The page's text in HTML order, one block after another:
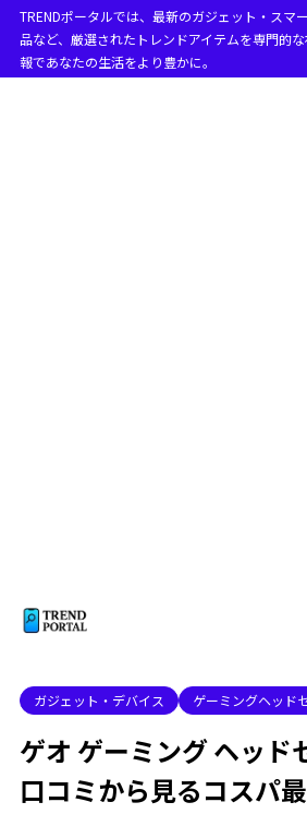
TRENDポータルでは、最新のガジェット・スマ
品など、厳選されたトレンドアイテムを専門的
報であなたの生活をより豊かに。
ガジェット・デバイス ゲーミングヘッド
ゲオ ゲーミング ヘッド
口コミから見るコスパ
目次
2.3
2.5 ゲーミングヘッドセット スマホ
2.6 ゲオでヘッドセットを購入する
2.7 新モデル「GRSSE-GMHS SG25